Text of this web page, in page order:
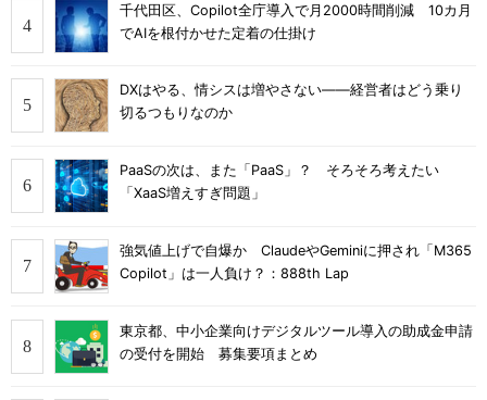
千代田区、Copilot全庁導入で月2000時間削減 10カ月
でAIを根付かせた定着の仕掛け
DXはやる、情シスは増やさない――経営者はどう乗り
切るつもりなのか
PaaSの次は、また「PaaS」？ そろそろ考えたい
「XaaS増えすぎ問題」
強気値上げで自爆か ClaudeやGeminiに押され「M365
Copilot」は一人負け？：888th Lap
東京都、中小企業向けデジタルツール導入の助成金申請
の受付を開始 募集要項まとめ